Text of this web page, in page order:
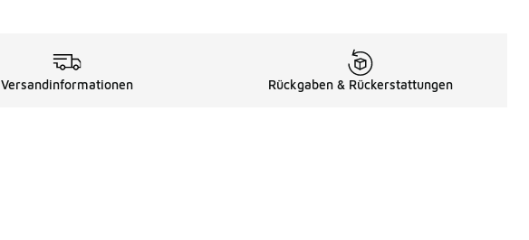
Versandinformationen Rückgaben & Rückerstattungen